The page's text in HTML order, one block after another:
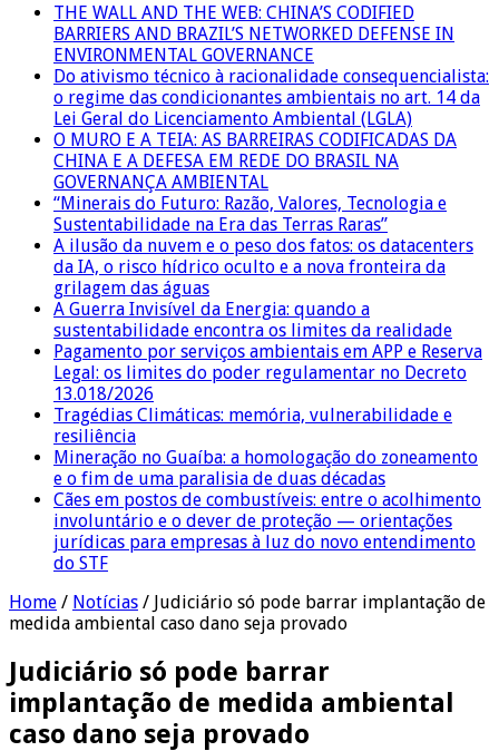
THE WALL AND THE WEB: CHINA’S CODIFIED
BARRIERS AND BRAZIL’S NETWORKED DEFENSE IN
ENVIRONMENTAL GOVERNANCE
Do ativismo técnico à racionalidade consequencialista:
o regime das condicionantes ambientais no art. 14 da
Lei Geral do Licenciamento Ambiental (LGLA)
O MURO E A TEIA: AS BARREIRAS CODIFICADAS DA
CHINA E A DEFESA EM REDE DO BRASIL NA
GOVERNANÇA AMBIENTAL
“Minerais do Futuro: Razão, Valores, Tecnologia e
Sustentabilidade na Era das Terras Raras”
A ilusão da nuvem e o peso dos fatos: os datacenters
da IA, o risco hídrico oculto e a nova fronteira da
grilagem das águas
A Guerra Invisível da Energia: quando a
sustentabilidade encontra os limites da realidade
Pagamento por serviços ambientais em APP e Reserva
Legal: os limites do poder regulamentar no Decreto
13.018/2026
Tragédias Climáticas: memória, vulnerabilidade e
resiliência
Mineração no Guaíba: a homologação do zoneamento
e o fim de uma paralisia de duas décadas
Cães em postos de combustíveis: entre o acolhimento
involuntário e o dever de proteção — orientações
jurídicas para empresas à luz do novo entendimento
do STF
Home / Notícias / Judiciário só pode barrar implantação de
medida ambiental caso dano seja provado
Judiciário só pode barrar
implantação de medida ambiental
caso dano seja provado